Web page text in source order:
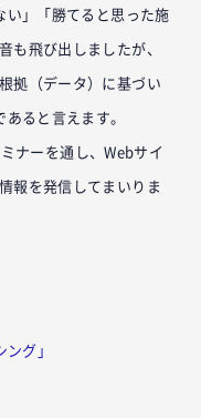
い」「勝てると思った施
も飛び出しましたが、
拠（データ）に基づい
ると言えます。
ナーを通し、Webサイ
報を発信してまいりま
グ」